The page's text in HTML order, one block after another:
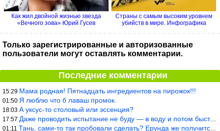
Как жил двойной жизнью звезда
«Вечного зова» Юрий Гусев
Страны с самым высоким уровнем
убийств в мире. Инфографика
Только зарегистрированные и авторизованные
пользователи могут оставлять комментарии.
Последние комментарии
15:29 Мама родная! Пятнадцать ингредиентов на пирожок!!!
01:50 Я люблю что б лаваш промок.
18:03 А уксус-то столовый или эссенция?
17:57 Даже проводить испытание не буду — в воду и потом быстро в раска
01:11 Тань, сами-то так пробовали сделать? Ерунда же получится. Нет, с